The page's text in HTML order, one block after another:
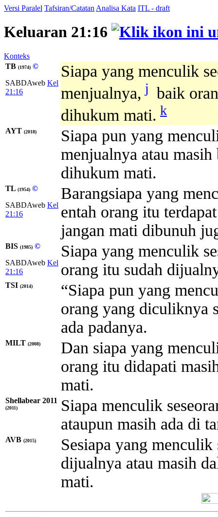
Versi Paralel Tafsiran/Catatan Analisa Kata ITL - draft
Keluaran 21:16
Konteks
TB (1974) ©
SABDAweb Kel
21:16
Siapa yang menculik
menjualnya, j baik
dihukum mati. k
AYT (2018)
Siapa pun yang
menjualnya atau
dihukum mati.
TL (1954) ©
SABDAweb Kel
21:16
Barangsiapa yang
entah orang itu
jangan mati dibunuh
BIS (1985) ©
SABDAweb Kel
21:16
Siapa yang menculik
orang itu sudah
TSI (2014)
“Siapa pun yang
orang yang diculiknya
ada padanya.
MILT (2008)
Dan siapa yang
orang itu didapati
mati.
Shellabear 2011
(2011)
Siapa menculik
ataupun masih ada di
AVB (2015)
Sesiapa yang menculik
dijualnya atau masih
mati.